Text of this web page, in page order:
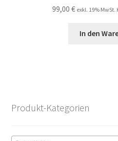
99,00 € exkl. 19% MwSt.
In den
Produkt-Kategorien